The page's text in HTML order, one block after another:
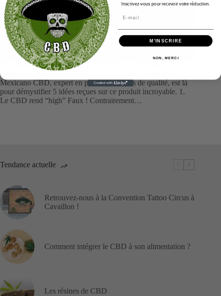
Démystifions Introduction Le CBD, bien qu’en pleine
expansion, reste entouré de nombreuses idées fausses. El
Mexicano CBD, expert en produits naturels de qualité, est là
pour démystifier 5 idées reçues sur ce produit incroyable. 1.
Le CBD rend “high” Faux ! Contrairement…
Tendance actuelle
Retrouvez-nous à la Convention Tattoo Circus à
Cavaillon !
Comment intégrer le CBD à son alimentation ?
Les résines de CBD
Inscrivez-vous pour recevoir votre réduction.
M’INSCRIRE
NON, MERCI